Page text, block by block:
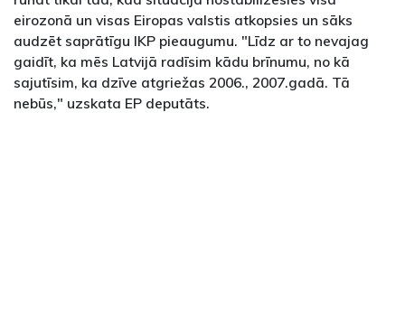
eirozonā un visas Eiropas valstis atkopsies un sāks
audzēt saprātīgu IKP pieaugumu. "Līdz ar to nevajag
gaidīt, ka mēs Latvijā radīsim kādu brīnumu, no kā
sajutīsim, ka dzīve atgriežas 2006., 2007.gadā. Tā
nebūs," uzskata EP deputāts.